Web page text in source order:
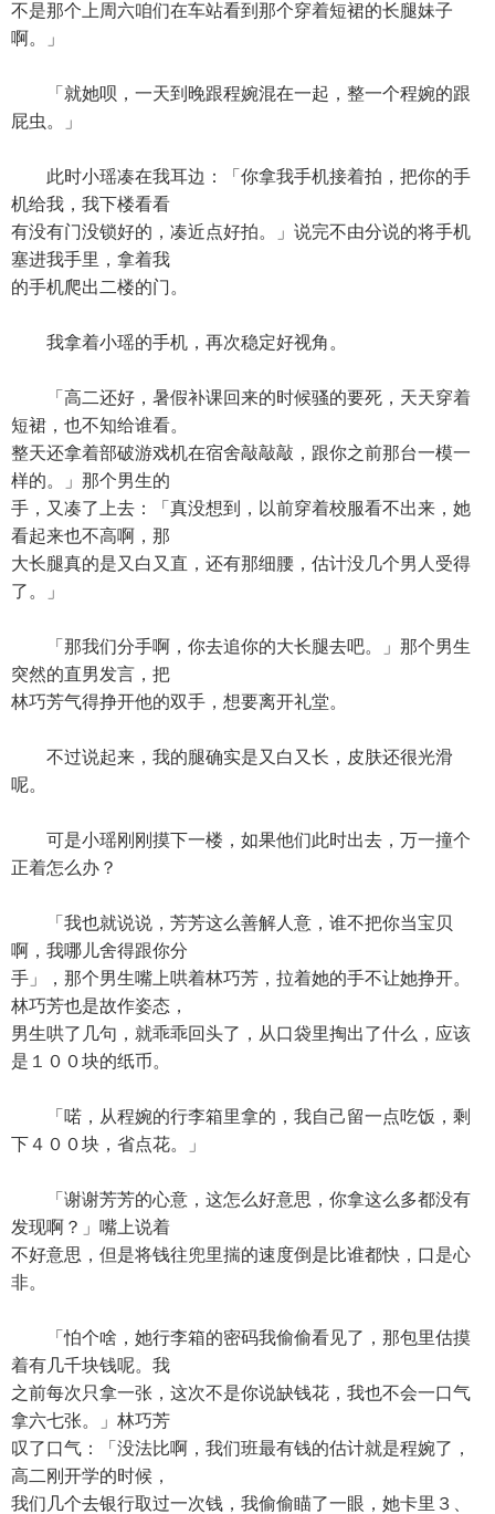
不是那个上周六咱们在车站看到那个穿着短裙的长腿妹子
啊。」
「就她呗，一天到晚跟程婉混在一起，整一个程婉的跟
屁虫。」
此时小瑶凑在我耳边：「你拿我手机接着拍，把你的手
机给我，我下楼看看
有没有门没锁好的，凑近点好拍。」说完不由分说的将手机
塞进我手里，拿着我
的手机爬出二楼的门。
我拿着小瑶的手机，再次稳定好视角。
「高二还好，暑假补课回来的时候骚的要死，天天穿着
短裙，也不知给谁看。
整天还拿着部破游戏机在宿舍敲敲敲，跟你之前那台一模一
样的。」那个男生的
手，又凑了上去：「真没想到，以前穿着校服看不出来，她
看起来也不高啊，那
大长腿真的是又白又直，还有那细腰，估计没几个男人受得
了。」
「那我们分手啊，你去追你的大长腿去吧。」那个男生
突然的直男发言，把
林巧芳气得挣开他的双手，想要离开礼堂。
不过说起来，我的腿确实是又白又长，皮肤还很光滑
呢。
可是小瑶刚刚摸下一楼，如果他们此时出去，万一撞个
正着怎么办？
「我也就说说，芳芳这么善解人意，谁不把你当宝贝
啊，我哪儿舍得跟你分
手」，那个男生嘴上哄着林巧芳，拉着她的手不让她挣开。
林巧芳也是故作姿态，
男生哄了几句，就乖乖回头了，从口袋里掏出了什么，应该
是１００块的纸币。
「喏，从程婉的行李箱里拿的，我自己留一点吃饭，剩
下４００块，省点花。」
「谢谢芳芳的心意，这怎么好意思，你拿这么多都没有
发现啊？」嘴上说着
不好意思，但是将钱往兜里揣的速度倒是比谁都快，口是心
非。
「怕个啥，她行李箱的密码我偷偷看见了，那包里估摸
着有几千块钱呢。我
之前每次只拿一张，这次不是你说缺钱花，我也不会一口气
拿六七张。」林巧芳
叹了口气：「没法比啊，我们班最有钱的估计就是程婉了，
高二刚开学的时候，
我们几个去银行取过一次钱，我偷偷瞄了一眼，她卡里３、